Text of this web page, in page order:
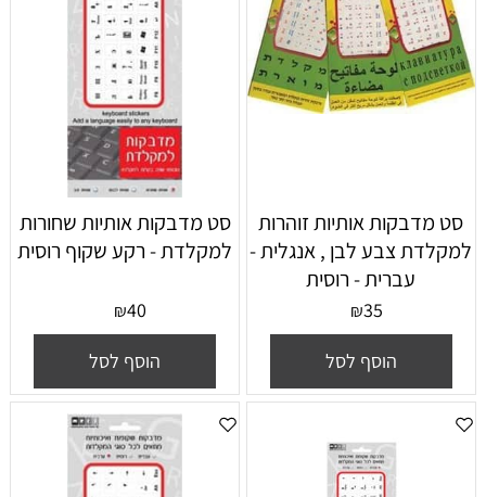
סט מדבקות אותיות זוהרות
למקלדת צבע לבן , אנגלית -
עברית - רוסית
₪35
הוסף לסל
סט מדבקות אותיות שחורות
למקלדת - רקע שקוף רוסית
₪40
הוסף לסל